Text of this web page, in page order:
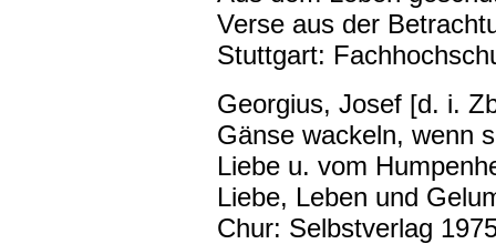
Verse aus der
Stuttgart:
Georgius, Josef [d. i.
Gänse wackeln, wenn
Liebe u. vom
Liebe, Leben und
Chur: Selbstverlag